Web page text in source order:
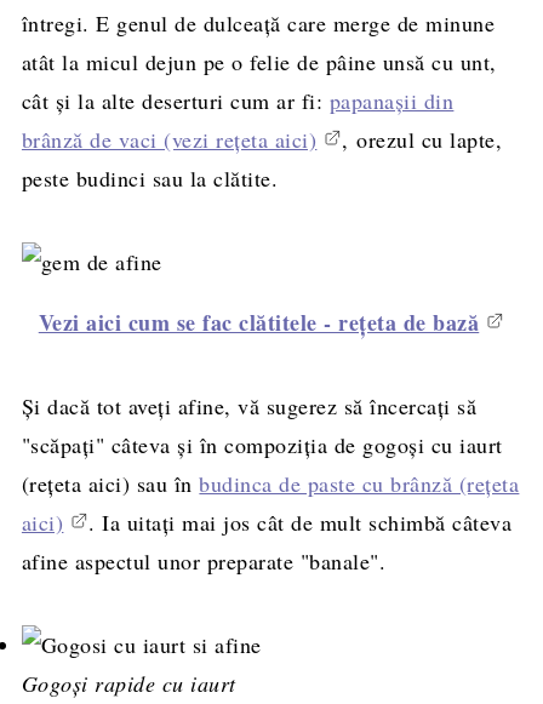
întregi. E genul de dulceaţă care merge de minune
atât la micul dejun pe o felie de pâine unsă cu unt,
cât şi la alte deserturi cum ar fi: papanaşii din
brânză de vaci (vezi reţeta aici)
, orezul cu lapte,
peste budinci sau la clătite.
Vezi aici cum se fac clătitele - reţeta de bază
Și dacă tot aveți afine, vă sugerez să încercați să
"scăpați" câteva și în compoziția de gogoși cu iaurt
(rețeta aici) sau înbudinca de paste cu brânză (rețeta
aici)
. Ia uitați mai jos cât de mult schimbă câteva
afine aspectul unor preparate "banale".
Gogoși rapide cu iaurt